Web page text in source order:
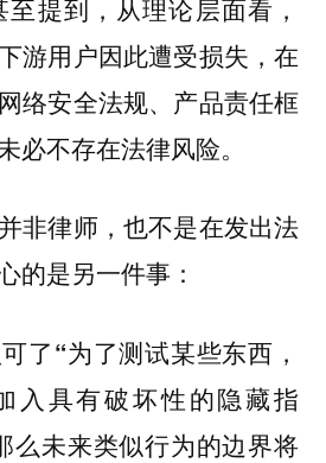
至提到，从理论层面看，
游用户因此遭受损失，在
络安全法规、产品责任框
必不存在法律风险。
非律师，也不是在发出法
的是另一件事：
了“为了测试某些东西，
入具有破坏性的隐藏指
么未来类似行为的边界将